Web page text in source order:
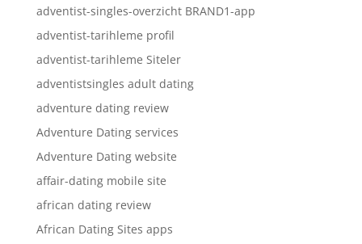
adventist-singles-overzicht BRAND1-app
adventist-tarihleme profil
adventist-tarihleme Siteler
adventistsingles adult dating
adventure dating review
Adventure Dating services
Adventure Dating website
affair-dating mobile site
african dating review
African Dating Sites apps